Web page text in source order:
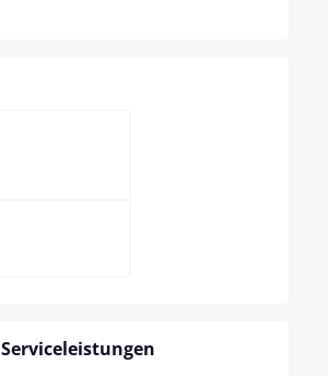
Serviceleistungen